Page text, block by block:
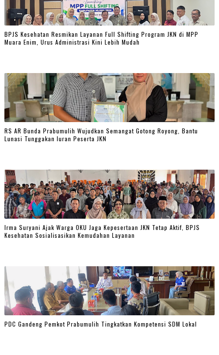
BPJS Kesehatan Resmikan Layanan Full Shifting Program JKN di MPP
Muara Enim, Urus Administrasi Kini Lebih Mudah
RS AR Bunda Prabumulih Wujudkan Semangat Gotong Royong, Bantu
Lunasi Tunggakan Iuran Peserta JKN
Irma Suryani Ajak Warga OKU Jaga Kepesertaan JKN Tetap Aktif, BPJS
Kesehatan Sosialisasikan Kemudahan Layanan
PDC Gandeng Pemkot Prabumulih Tingkatkan Kompetensi SDM Lokal